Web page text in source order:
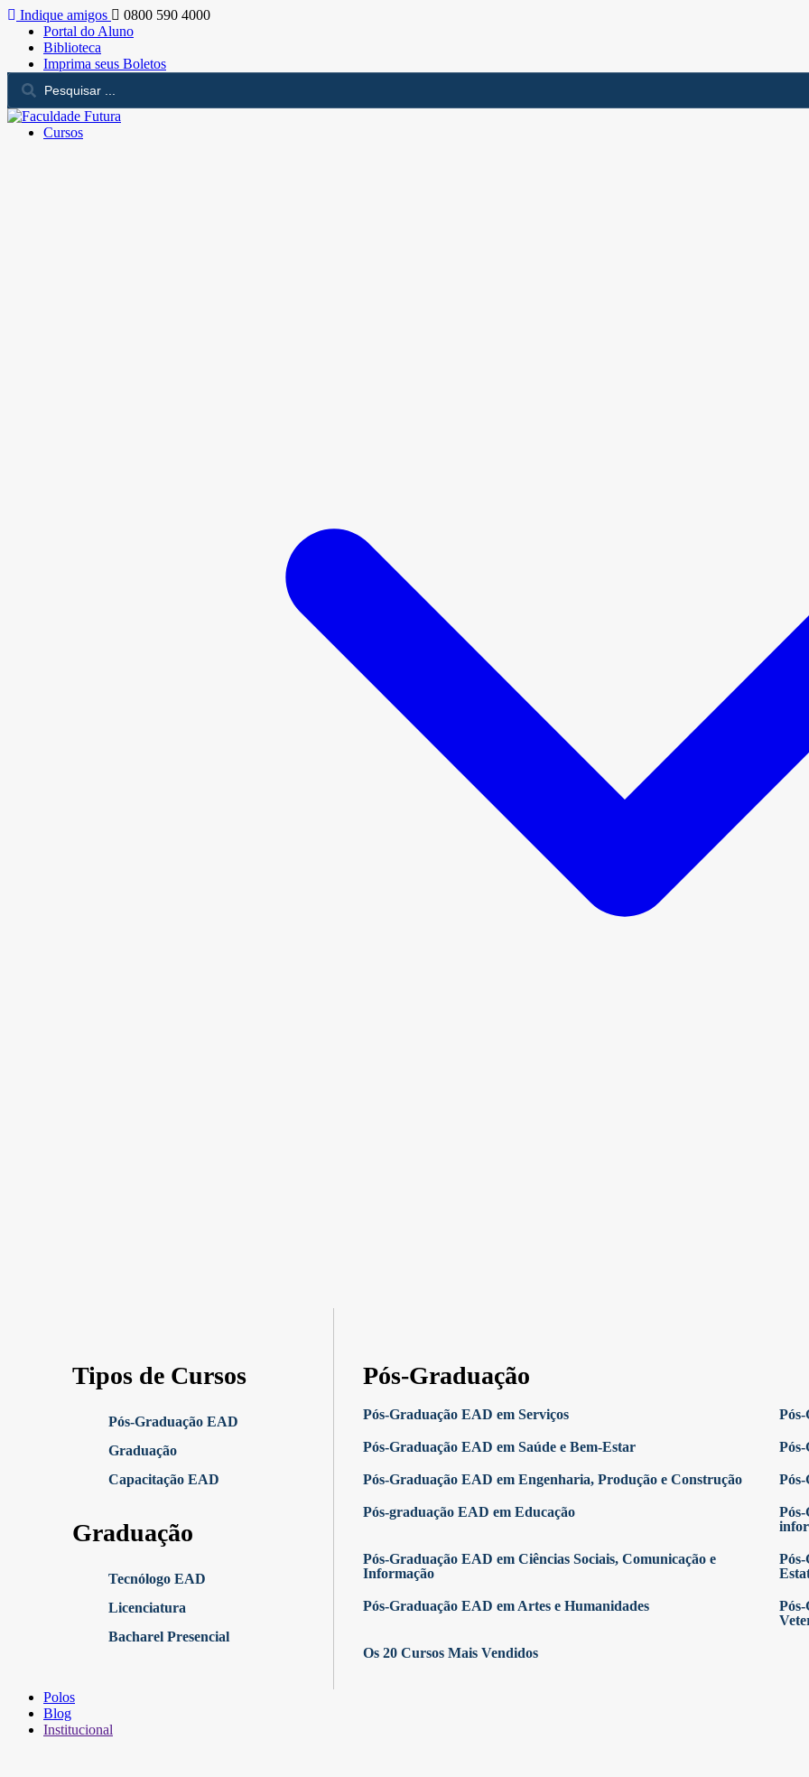
Indique amigos
0800 590 4000
Portal do Aluno
Biblioteca
Imprima seus Boletos
Cursos
Tipos de Cursos
Pós-Graduação EAD
Graduação
Capacitação EAD
Graduação
Tecnólogo EAD
Licenciatura
Bacharel Presencial
Pós-Graduação
Pós-Graduação EAD em Serviços
Pós-Graduação EAD em Saúde e Bem-Estar
Pós-Graduação EAD em Engenharia, Produção e Construção
Pós-graduação EAD em Educação
Pós-Graduação EAD em Ciências Sociais, Comunicação e
Informação
Pós-Graduação EAD em Artes e Humanidades
Os 20 Cursos Mais Vendidos
Polos
Blog
Institucional